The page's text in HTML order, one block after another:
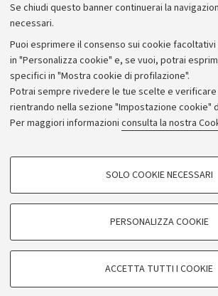
Se chiudi questo banner continuerai la
necessari.
Puoi esprimere il consenso sui cookie
in "Personalizza cookie" e, se vuoi, potrai
specifici in "Mostra cookie di profilazione".
Potrai sempre rivedere le tue scelte e
rientrando nella sezione "Impostazione cookie"
Per maggiori informazioni consulta la nostra
COOKIE DI PROFILAZIONE - FACOLTATIVI
COOKIE TECNICI - NECESSARI
Si tratta di cookie tecnici utilizzati, a titolo
SOLO COOKIE NECESSARI
PERSONALIZZA COOKIE
ACCETTA TUTTI I COOKIE
Archivio
Comunicati stampa
Redazione
Rassegna stampa
© Copyright 2026 - ALMA MATER
Bologna - Via Zamboni, 33 - 40126 Bologna
CF: 80007010376
Privacy
Note legali